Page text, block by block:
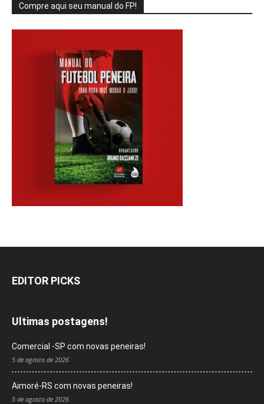
Compre aqui seu manual do FP!
EDITOR PICKS
Ultimas postagens!
Comercial -SP com novas peneiras!
5 de agosto de 2026
Aimoré-RS com novas peneiras!
5 de agosto de 2026